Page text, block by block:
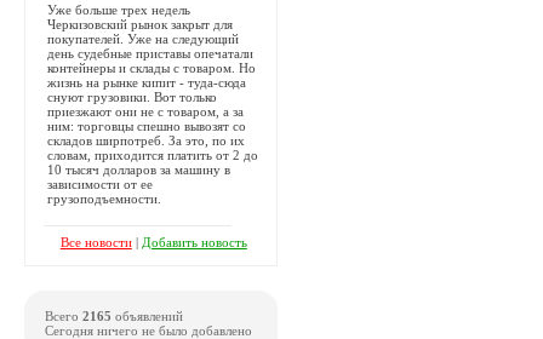
Уже больше трех недель
Черкизовский рынок закрыт для
покупателей. Уже на следующий
день судебные приставы опечатали
контейнеры и склады с товаром. Но
жизнь на рынке кипит - туда-сюда
снуют грузовики. Вот только
приезжают они не с товаром, а за
ним: торговцы спешно вывозят со
складов ширпотреб. За это, по их
словам, приходится платить от 2 до
10 тысяч долларов за машину в
зависимости от ее
грузоподъемности.
Все новости| Добавить новость
Всего 2165 объявлений
Сегодня ничего не было добавлено